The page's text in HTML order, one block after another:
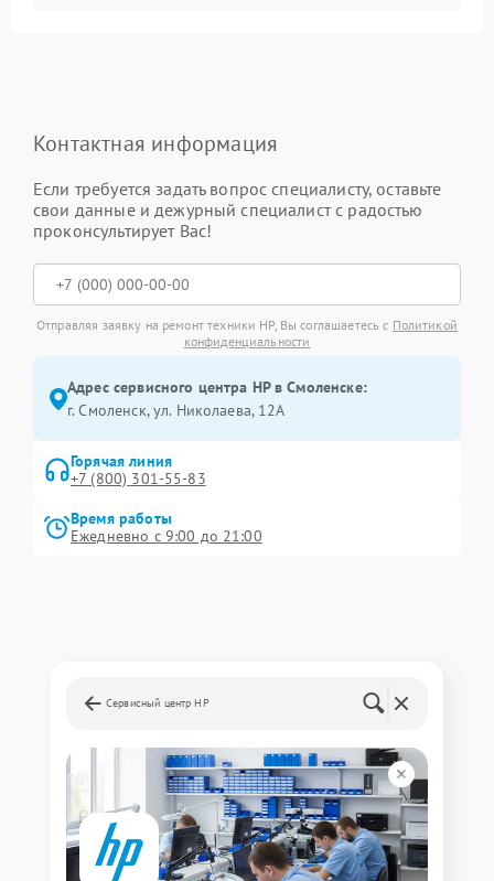
Контактная информация
Если требуется задать вопрос специалисту, оставьте
свои данные и дежурный специалист с радостью
проконсультирует Вас!
Отправляя заявку на ремонт техники HP, Вы соглашаетесь с Политикой
конфиденциальности
Адрес сервисного центра HP в Смоленске:
г. Смоленск, ул. Николаева, 12А
Горячая линия
+7 (800) 301-55-83
Время работы
Ежедневно с 9:00 до 21:00
Сервисный центр HP